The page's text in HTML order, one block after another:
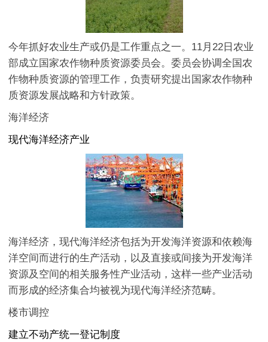
今年抓好农业生产或仍是工作重点之一。11月22日农业
部成立国家农作物种质资源委员会。委员会协调全国农
作物种质资源的管理工作，负责研究提出国家农作物种
质资源发展战略和方针政策。
海洋经济
现代海洋经济产业
海洋经济，现代海洋经济包括为开发海洋资源和依赖海
洋空间而进行的生产活动，以及直接或间接为开发海洋
资源及空间的相关服务性产业活动，这样一些产业活动
而形成的经济集合均被视为现代海洋经济范畴。
楼市调控
建立不动产统一登记制度